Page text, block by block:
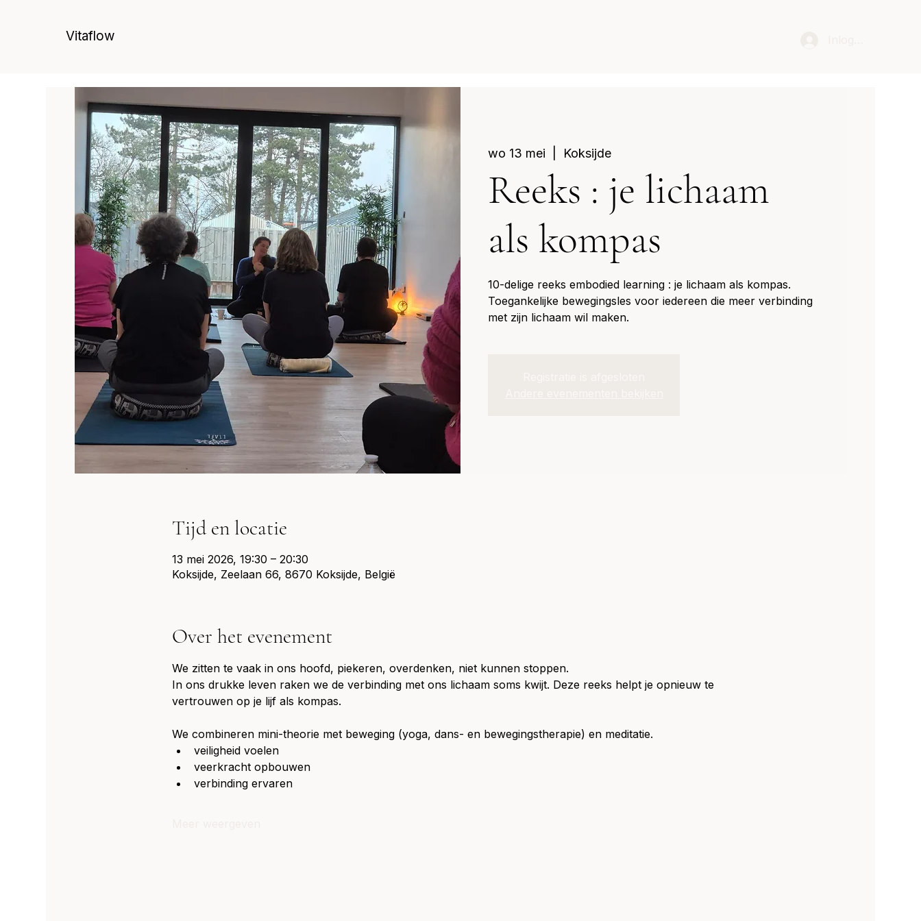
Vitaflow
wo 13 mei Koksijde
Reeks : je lichaam
als kompas
10-delige reeks embodied learning : je lichaam als kompas.
Toegankelijke bewegingsles voor iedereen die meer verbinding
met zijn lichaam wil maken.
Tijd en locatie
13 mei 2026, 19:30 – 20:30
Koksijde, Zeelaan 66, 8670 Koksijde, België
Over het evenement
We zitten te vaak in ons hoofd, piekeren, overdenken, niet kunnen stoppen.
In ons drukke leven raken we de verbinding met ons lichaam soms kwijt. Deze reeks helpt je opnieuw te
vertrouwen op je lijf als kompas.
We combineren mini-theorie met beweging (yoga, dans- en bewegingstherapie) en meditatie.
veiligheid voelen
veerkracht opbouwen
verbinding ervaren